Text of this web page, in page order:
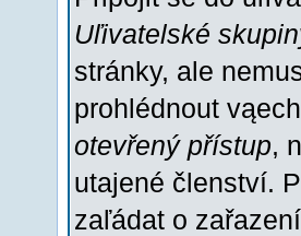
Uľivatelské
stránky, ale
prohlédnout
otevřený přístup,
utajené členství.
zaľádat o